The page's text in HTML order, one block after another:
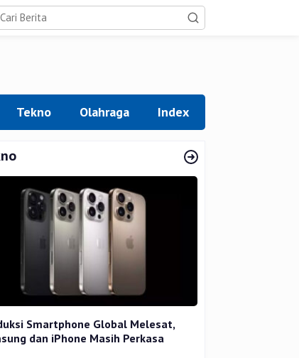
Tekno Olahraga Index
Smartphone Global Melesat,
dan iPhone Masih Perkasa